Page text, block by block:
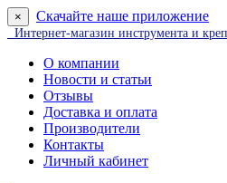
× Скачайте наше приложение
Интернет-магазин инструмента и
О компании
Новости и статьи
Отзывы
Доставка и оплата
Производители
Контакты
Личный кабинет